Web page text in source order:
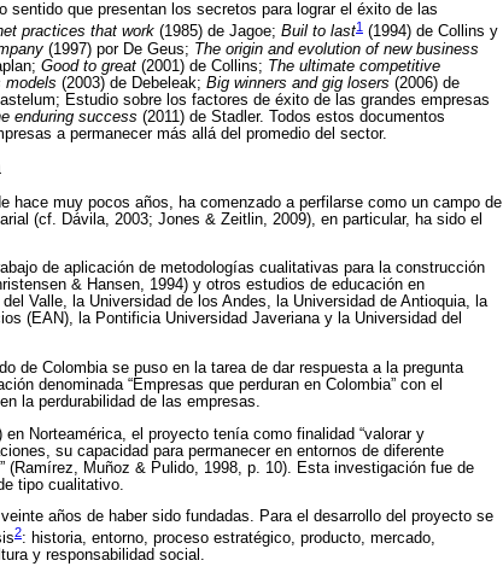
sentido que presentan los secretos para lograr el éxito de las
practices that work (1985) de Jagoe; Buil to last1 (1994) de Collins y
(1997) por De Geus; The origin and evolution of new business
Good to great (2001) de Collins; The ultimate competitive
models (2003) de Debeleak; Big winners and gig losers (2006) de
Estudio sobre los factores de éxito de las grandes empresas
enduring success (2011) de Stadler. Todos estos documentos
a permanecer más allá del promedio del sector.
hace muy pocos años, ha comenzado a perfilarse como un campo de
(cf. Dávila, 2003; Jones & Zeitlin, 2009), en particular, ha sido el
de aplicación de metodologías cualitativas para la construcción
& Hansen, 1994) y otros estudios de educación en
Valle, la Universidad de los Andes, la Universidad de Antioquia, la
(EAN), la Pontificia Universidad Javeriana y la Universidad del
de Colombia se puso en la tarea de dar respuesta a la pregunta
denominada “Empresas que perduran en Colombia” con el
la perdurabilidad de las empresas.
Norteamérica, el proyecto tenía como finalidad “valorar y
su capacidad para permanecer en entornos de diferente
Muñoz & Pulido, 1998, p. 10). Esta investigación fue de
tipo cualitativo.
años de haber sido fundadas. Para el desarrollo del proyecto se
2: historia, entorno, proceso estratégico, producto, mercado,
y responsabilidad social.